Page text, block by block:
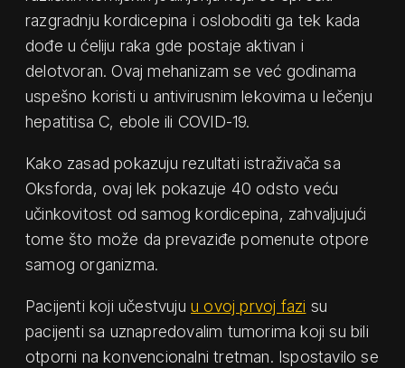
razgradnju kordicepina i osloboditi ga tek kada
dođe u ćeliju raka gde postaje aktivan i
delotvoran. Ovaj mehanizam se već godinama
uspešno koristi u antivirusnim lekovima u lečenju
hepatitisa C, ebole ili COVID-19.
Kako zasad pokazuju rezultati istraživača sa
Oksforda, ovaj lek pokazuje 40 odsto veću
učinkovitost od samog kordicepina, zahvaljujući
tome što može da prevaziđe pomenute otpore
samog organizma.
Pacijenti koji učestvuju u ovoj prvoj fazi su
pacijenti sa uznapredovalim tumorima koji su bili
otporni na konvencionalni tretman. Ispostavilo se